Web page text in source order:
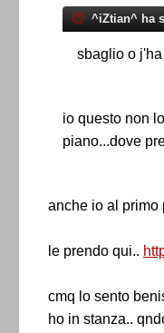
^iZtian^ ha
sbaglio o
io questo non
piano...dove
anche io al primo
le prendo qui..
cmq lo sento
ho in stanza..